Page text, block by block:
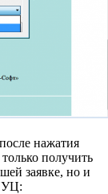
нажатия
получить
заявке, но и
УЦ: